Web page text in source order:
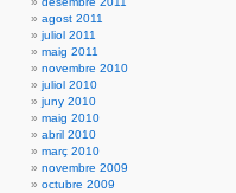
agost 2011
juliol 2011
maig 2011
novembre 2010
juliol 2010
juny 2010
maig 2010
abril 2010
març 2010
novembre 2009
octubre 2009